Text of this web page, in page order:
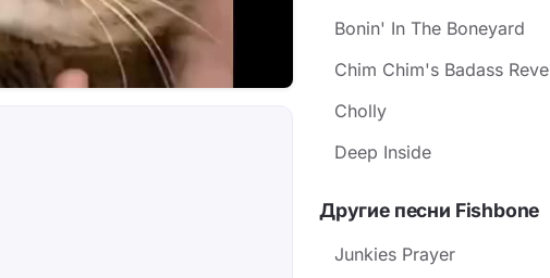
Bonin' In The Boneyard
Chim Chim's Badass
Cholly
Deep Inside
Другие песни Fishbone
Junkies Prayer